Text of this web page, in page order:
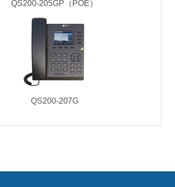
QS200-205GP（POE）
QS200-207G